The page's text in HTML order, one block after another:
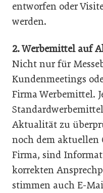
entworfen oder
werden.
2. Werbemittel auf
Nicht nur für
Kundenmeetings
Firma Werbemittel.
Aktualität zu
noch dem aktuellen
Firma, sind
korrekten
stimmen auch E-